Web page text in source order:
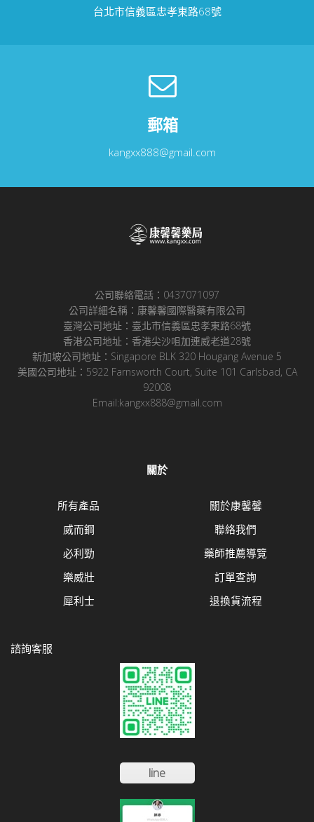
台北市信義區忠孝東路68號
郵箱
kangxx888@gmail.com
公司聯絡電話：0437071097
公司詳細名稱：康馨馨國際醫藥有限公司
臺灣公司地址：臺北市信義區忠孝東路68號
香港公司地址：香港尖沙咀加連威老道28號
新加坡公司地址：Singapore BLK 320 Hougang Avenue 5
美國公司地址：5922 Farnsworth Court, Suite 101 Carlsbad, CA
92008
Email:kangxx888@gmail.com
關於
所有產品
威而鋼
必利勁
樂威壯
犀利士
關於康馨馨
聯絡我們
藥師推薦導覽
訂單查詢
退換貨流程
諮詢客服
line